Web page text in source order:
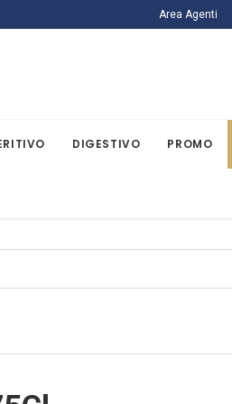
Area Agenti
DIGESTIVO PROMO